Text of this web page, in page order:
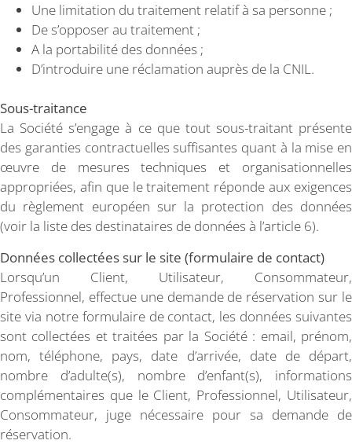
Une limitation du traitement relatif à sa personne ;
De s’opposer au traitement ;
A la portabilité des données ;
D’introduire une réclamation auprès de la CNIL.
Sous-traitance
La Société s’engage à ce que tout sous-traitant présente
des garanties contractuelles suffisantes quant à la mise en
œuvre de mesures techniques et organisationnelles
appropriées, afin que le traitement réponde aux exigences
du règlement européen sur la protection des données
(voir la liste des destinataires de données à l’article 6).
Données collectées sur le site (formulaire de contact)
Lorsqu’un Client, Utilisateur, Consommateur,
Professionnel, effectue une demande de réservation sur le
site via notre formulaire de contact, les données suivantes
sont collectées et traitées par la Société : email, prénom,
nom, téléphone, pays, date d’arrivée, date de départ,
nombre d’adulte(s), nombre d’enfant(s), informations
complémentaires que le Client, Professionnel, Utilisateur,
Consommateur, juge nécessaire pour sa demande de
réservation.